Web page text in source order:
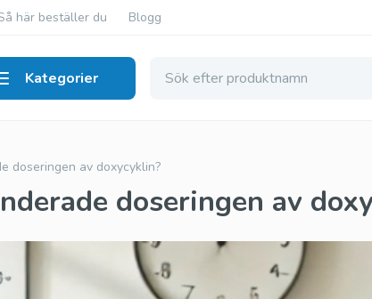
här beställer du Blogg
Kategorier
Potensmedel
Generisk Viagra
doseringen av doxycyklin?
doseringen av